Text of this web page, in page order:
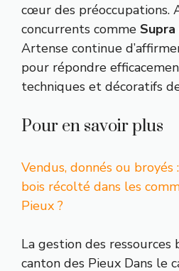
cœur des préoccupations.
concurrents comme Supra
Artense continue
pour répondre
techniques et décoratifs
Pour en savoir plus
Vendus, donnés ou
bois récolté dans les
Pieux ?
La gestion des ressources
canton des Pieux Dans le